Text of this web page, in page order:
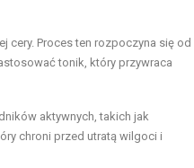
cery. Proces ten rozpoczyna się od
tonik, który przywraca
aktywnych, takich jak
chroni przed utratą wilgoci i